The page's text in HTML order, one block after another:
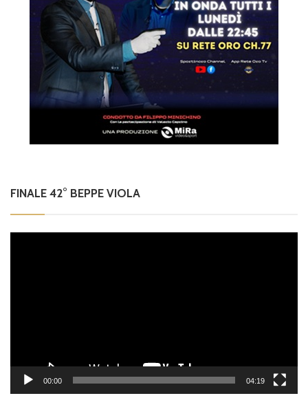
FINALE 42° BEPPE VIOLA
00:00 04:19